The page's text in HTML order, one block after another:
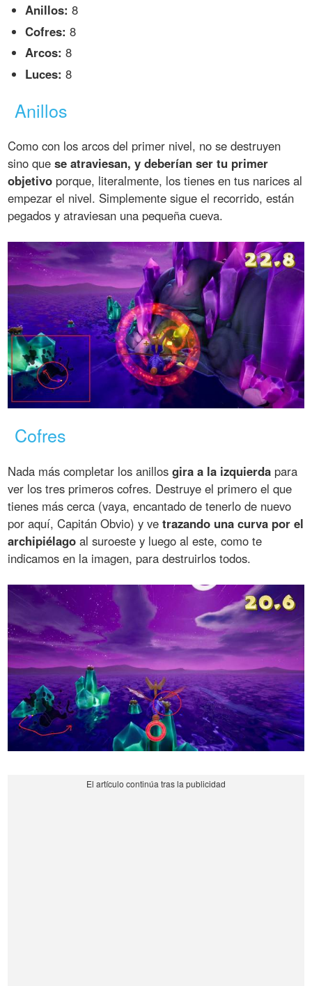
Anillos: 8
Cofres: 8
Arcos: 8
Luces: 8
Anillos
Como con los arcos del primer nivel, no se destruyen
sino quese atraviesan, y deberían ser tu primer
objetivo porque, literalmente, los tienes en tus narices al
empezar el nivel. Simplemente sigue el recorrido, están
pegados y atraviesan una pequeña cueva.
Cofres
Nada más completar los anillosgira a la izquierda para
ver los tres primeros cofres. Destruye el primero el que
tienes más cerca (vaya, encantado de tenerlo de nuevo
por aquí, Capitán Obvio) y vetrazando una curva por el
archipiélago al suroeste y luego al este, como te
indicamos en la imagen, para destruirlos todos.